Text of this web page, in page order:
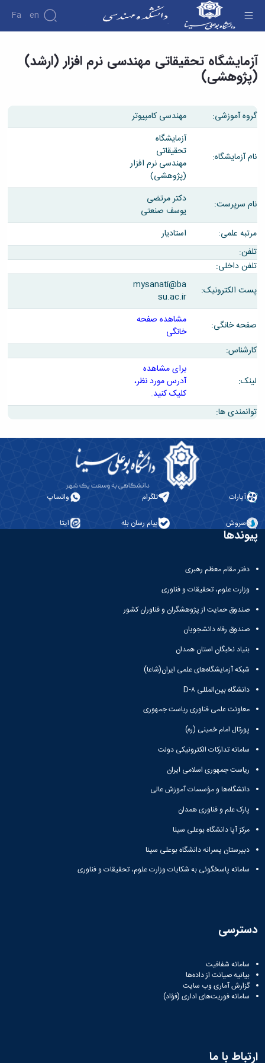
Fa En
دانشکده
درباره
دانشکده
ریاست
دانشکده
اطلاعات
معاونت
معاونت
پژوهشی
تحصیلات
پژوهش
آزمایشگاه تحقیقاتی مهندسی نرم افزار (ارشد)
(پژوهشی) - دانشکده فنی و مهندسی
آزمایشگاه تحقیقاتی مهندسی نرم افزار (ارشد)
(پژوهشی)
گروه آموزشی: مهندسی کامپیوتر
نام آزمایشگاه:
آزمایشگاه
تحقیقاتی
مهندسی نرم افزار
(پژوهشی)
نام سرپرست:
دکتر مرتضی
یوسف صنعتی
مرتبه علمی:
استادیار
تلفن:
تلفن داخلی:
پست الکترونیک:
mysanati@ba
su.ac.ir
صفحه خانگی:
مشاهده صفحه
خانگی
کارشناس:
لینک:
برای مشاهده
آدرس مورد نظر،
کلیک کنید.
توانمندی ها:
آپارات تلگرام واتساپ
سروش پیام رسان بله ایتا
پیوندها
دفتر مقام معظم رهبری
وزارت علوم، تحقیقات و فناوری
صندوق حمایت از پژوهشگران و فناوران کشور
صندوق رفاه دانشجویان
بنیاد نخبگان استان همدان
شبکه آزمایشگاه‌های علمی ایران(شاعا)
دانشگاه بین‌المللی D-۸
معاونت علمی فناوری ریاست جمهوری
پورتال امام خمینی (ره)
سامانه تدارکات الکترونیکی دولت
ریاست جمهوری اسلامی ایران
دانشگاه‌ها و مؤسسات آموزش عالی
پارک علم و فناوری همدان
مرکز آپا دانشگاه بوعلی سینا
دبیرستان پسرانه دانشگاه بوعلی سینا
سامانه پاسخگوئی به شکایات وزارت علوم، تحقیقات و فناوری
دسترسی
سامانه شفافیت
بیانیه صیانت از داده‌ها
گزارش آماری وب‌ سایت
سامانه فوریت‌های اداری (فؤاد)
ارتباط با ما